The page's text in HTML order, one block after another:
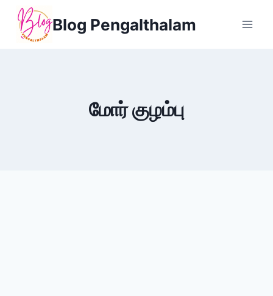
Skip
content
Blog Pengalthalam
மோர் குழம்பு